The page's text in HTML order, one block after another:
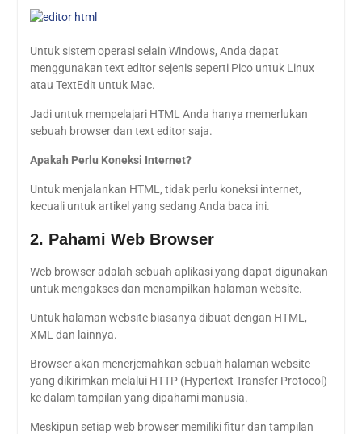
Untuk sistem operasi selain Windows, Anda dapat
menggunakan text editor sejenis seperti Pico untuk Linux
atau TextEdit untuk Mac.
Jadi untuk mempelajari HTML Anda hanya memerlukan
sebuah browser dan text editor saja.
Apakah Perlu Koneksi Internet?
Untuk menjalankan HTML, tidak perlu koneksi internet,
kecuali untuk artikel yang sedang Anda baca ini.
2. Pahami Web Browser
Web browser adalah sebuah aplikasi yang dapat digunakan
untuk mengakses dan menampilkan halaman website.
Untuk halaman website biasanya dibuat dengan HTML,
XML dan lainnya.
Browser akan menerjemahkan sebuah halaman website
yang dikirimkan melalui HTTP (Hypertext Transfer Protocol)
ke dalam tampilan yang dipahami manusia.
Meskipun setiap web browser memiliki fitur dan tampilan